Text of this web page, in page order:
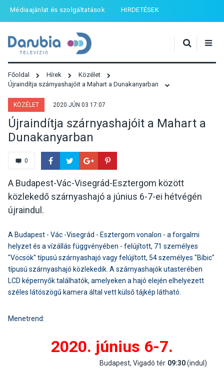
Médiaajánlat és szolgáltatások HIRDETÉSEK
Főoldal Hírek
Közélet
Újraindítja szárnyashajóit a Mahart a Dunakanyarban
KÖZÉLET 2020 JÚN 03 17:07
Újraindítja szárnyashajóit a Mahart a
Dunakanyarban
0
A Budapest-Vác-Visegrád-Esztergom között
közlekedő szárnyashajó a június 6-7-ei hétvégén
újraindul.
A Budapest - Vác -Visegrád - Esztergom vonalon - a forgalmi
helyzet és a vízállás függvényében - felújított, 71 személyes
"Vöcsök" típusú szárnyashajó vagy felújított, 54 személyes "Bíbic"
típusú szárnyashajó közlekedik. A szárnyashajók utasterében
LCD képernyők találhatók, amelyeken a hajó elején elhelyezett
széles látószögű kamera által vett külső tájkép látható.
Menetrend:
2020. június 6-7.
Budapest, Vigadó tér 09:30(indul)